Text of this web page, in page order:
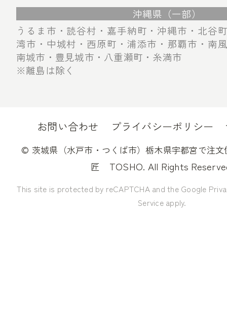
沖縄県（一部）
うるま市・読谷村・嘉手納町・沖縄市・北谷
湾市・中城村・西原町・浦添市・那覇市・南
南城市・豊見城市・八重瀬町・糸満市
※離島は除く
お問い合わせ プライバシーポリシー
© 茨城県（水戸市・つくば市）栃木県宇都宮で注
匠
TOSHO. All Rights
This site is protected by reCAPTCHA and the Google
Service apply.